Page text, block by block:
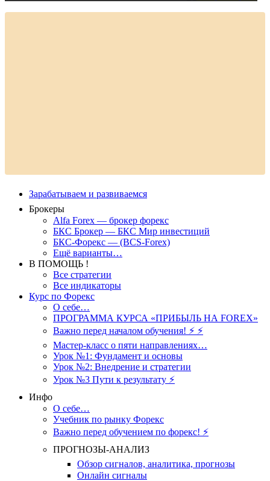
Зарабатываем и развиваемся
Брокеры
Alfa Forex — брокер форекс
БКС Брокер — БКС Мир инвестиций
БКС-Форекс — (BCS-Forex)
Ещё варианты…
В ПОМОЩЬ !
Все стратегии
Все индикаторы
Курс по Форекс
О себе…
ПРОГРАММА КУРСА «ПРИБЫЛЬ НА FOREX»
Важно перед началом обучения! ⚡ ⚡
Мастер-класс о пяти направлениях…
Урок №1: Фундамент и основы
Урок №2: Внедрение и стратегии
Урок №3 Пути к результату ⚡️
Инфо
О себе…
Учебник по рынку Форекс
Важно перед обучением по форекс! ⚡
ПРОГНОЗЫ-АНАЛИЗ
Обзор сигналов, аналитика, прогнозы
Онлайн сигналы